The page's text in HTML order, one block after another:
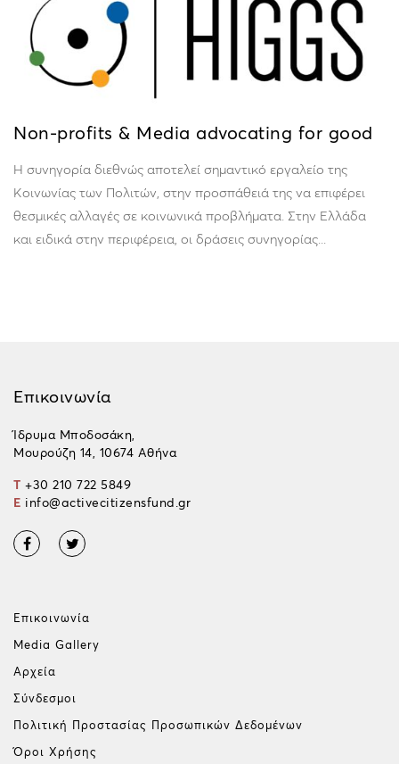
Non-profits & Media advocating for good
Η συνηγορία διεθνώς αποτελεί σημαντικό εργαλείο της
Κοινωνίας των Πολιτών, στην προσπάθειά της να επιφέρει
θεσμικές αλλαγές σε κοινωνικά προβλήματα. Στην Ελλάδα
και ειδικά στην περιφέρεια, οι δράσεις συνηγορίας...
Επικοινωνία
Ίδρυμα Μποδοσάκη,
Μουρούζη 14, 10674 Αθήνα
T +30 210 722 5849
E info@activecitizensfund.gr
Επικοινωνία
Media Gallery
Αρχεία
Σύνδεσμοι
Πολιτική Προστασίας Προσωπικών Δεδομένων
Όροι Χρήσης